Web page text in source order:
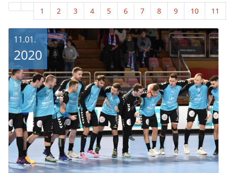
1 2 3 4 5 6 7 8 9 10 11
11.01.
2020